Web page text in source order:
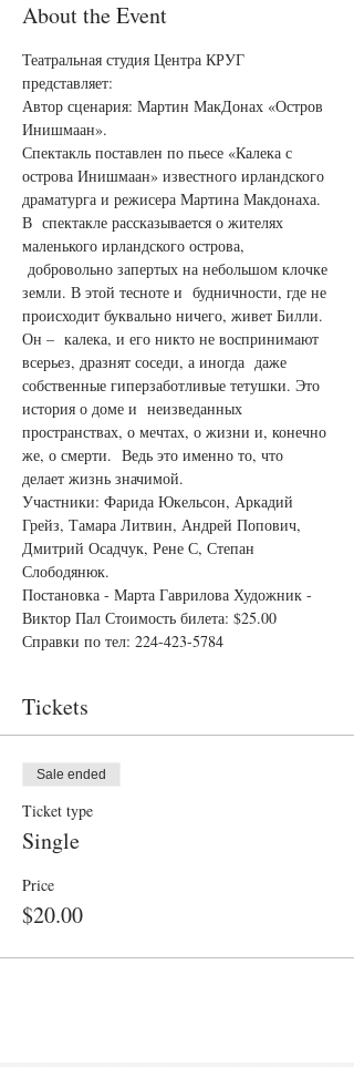
About the Event
Театральная студия Центра КРУГ
представляет:
Автор сценария: Мартин МакДонах «Остров
Инишмаан».
Спектакль поставлен по пьесе «Калека с
острова Инишмаан» известного ирландского
драматурга и режисера Мартина Макдонаха.
В  спектакле рассказывается о жителях
маленького ирландского острова,
добровольно запертых на небольшом клочке
земли. В этой тесноте и  будничности, где не
происходит буквально ничего, живет Билли.
Он –  калека, и его никто не воспринимают
всерьез, дразнят соседи, а иногда  даже
собственные гиперзаботливые тетушки. Это
история о доме и  неизведанных
пространствах, о мечтах, о жизни и, конечно
же, о смерти.  Ведь это именно то, что
делает жизнь значимой.
Участники: Фарида Юкельсон, Аркадий
Грейз, Тамара Литвин, Андрей Попович,
Дмитрий Осадчук, Рене С, Степан
Слободянюк.
Постановка - Марта Гаврилова Художник -
Виктор Пал Стоимость билета: $25.00
Справки по тел: 224-423-5784
Tickets
Sale ended
Ticket type
Single
Price
$20.00